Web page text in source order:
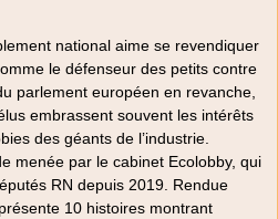
national aime se revendiquer
le défenseur des petits contre
parlement européen en revanche,
embrassent souvent les intérêts
des géants de l’industrie.
menée par le cabinet Ecolobby, qui
RN depuis 2019. Rendue
10 histoires montrant